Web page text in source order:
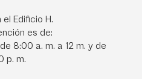
Edificio H.
es de:
8:00 a. m. a 12 m. y de
p. m.